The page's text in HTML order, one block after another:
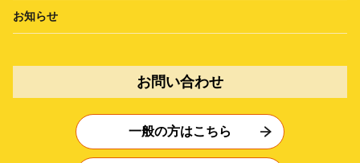
お知らせ
お問い合わせ
一般の方はこちら